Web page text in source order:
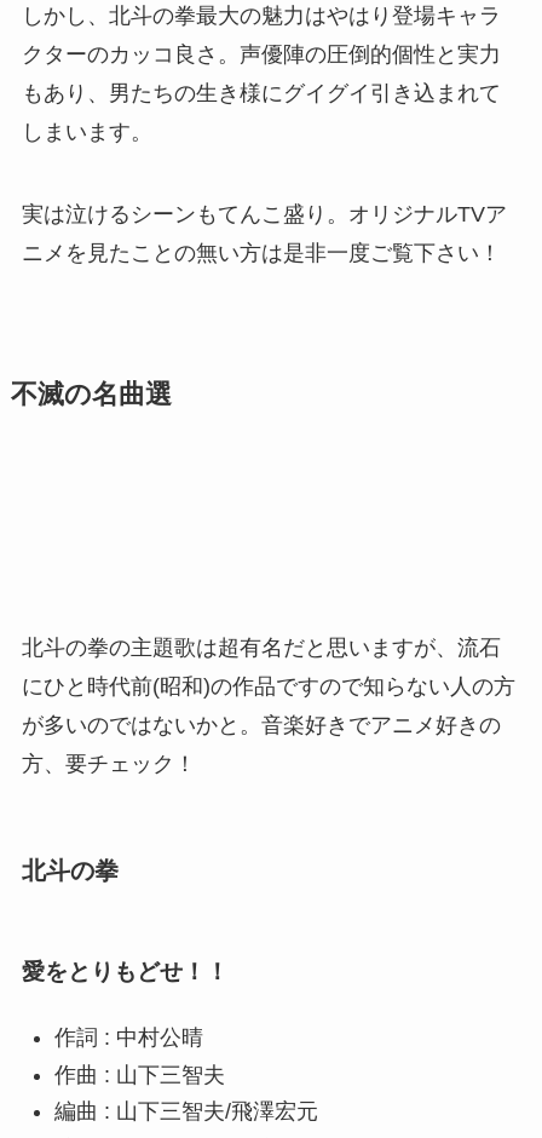
しかし、北斗の拳最大の魅力はやはり登場キャラ
クターのカッコ良さ。声優陣の圧倒的個性と実力
もあり、男たちの生き様にグイグイ引き込まれて
しまいます。
実は泣けるシーンもてんこ盛り。オリジナルTVア
ニメを見たことの無い方は是非一度ご覧下さい！
不滅の名曲選
北斗の拳の主題歌は超有名だと思いますが、流石
にひと時代前(昭和)の作品ですので知らない人の方
が多いのではないかと。音楽好きでアニメ好きの
方、要チェック！
北斗の拳
愛をとりもどせ！！
作詞 : 中村公晴
作曲 : 山下三智夫
編曲 : 山下三智夫/飛澤宏元